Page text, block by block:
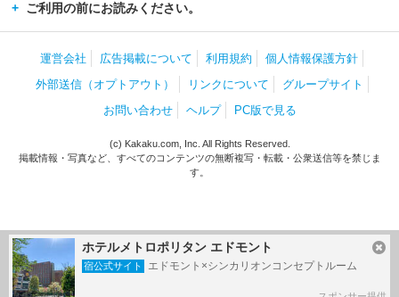
ホテルメトロポリタン エドモント
宿公式サイト エドモント×シンカリオンコンセプトルーム
ご利用の前にお読みください。
運営会社 広告掲載について 利用規約
個人情報保護方針
外部送信（オプトアウト）
リンクについて
グループサイト
お問い合わせ
ヘルプ PC版で見る
(c) Kakaku.com, Inc. All Rights Reserved.
掲載情報・写真など、すべてのコンテンツの無断複写・転載・公衆送信等を禁じま
す。